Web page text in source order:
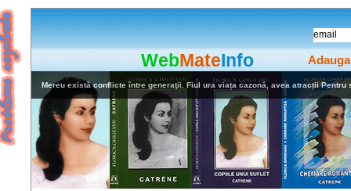
WebMateInfo
Mereu există conflicte între generaţii. Fiul ura viața cazonă, avea atracții